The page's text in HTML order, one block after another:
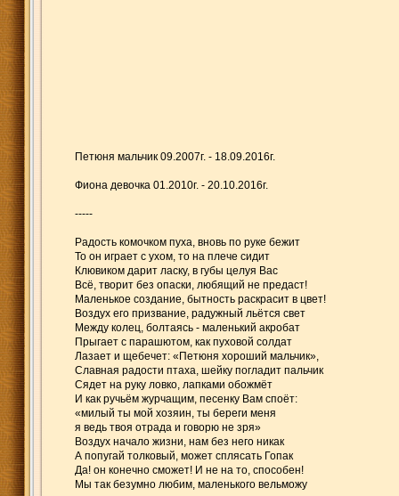
Петюня мальчик 09.2007г. - 18.09.2016г.
Фиона девочка 01.2010г. - 20.10.2016г.
-----
Радость комочком пуха, вновь по руке бежит
То он играет с ухом, то на плече сидит
Клювиком дарит ласку, в губы целуя Вас
Всё, творит без опаски, любящий не предаст!
Маленькое создание, бытность раскрасит в цвет!
Воздух его призвание, радужный льётся свет
Между колец, болтаясь - маленький акробат
Прыгает с парашютом, как пуховой солдат
Лазает и щебечет: «Петюня хороший мальчик»,
Славная радости птаха, шейку погладит пальчик
Сядет на руку ловко, лапками обожмёт
И как ручьём журчащим, песенку Вам споёт:
«милый ты мой хозяин, ты береги меня
я ведь твоя отрада и говорю не зря»
Воздух начало жизни, нам без него никак
А попугай толковый, может сплясать Гопак
Да! он конечно сможет! И не на то, способен!
Мы так безумно любим, маленького вельможу